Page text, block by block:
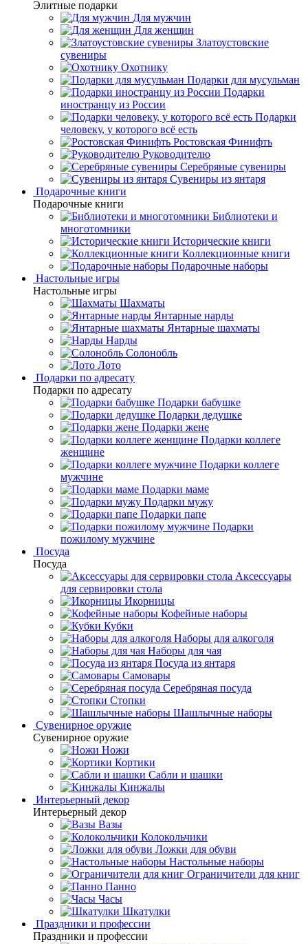
Элитные подарки
Для мужчин
Для женщин
Златоустовские
сувениры
Охотнику
Подарки для мусульман
Подарки
иностранцу из России
Подарки
человеку, у которого всё есть
Ростовская Финифть
Руководителю
Серебряные сувениры
Сувениры из янтаря
Подарочные книги
Подарочные книги
Библиотеки и
многотомники
Исторические книги
Коллекционные книги
Подарочные наборы
Настольные игры
Настольные игры
Шахматы
Янтарные нарды
Янтарные шахматы
Нарды
Солонобль
Лото
Подарки по адресату
Подарки по адресату
Подарки бабушке
Подарки дедушке
Подарки жене
Подарки коллеге
женщине
Подарки коллеге
мужчине
Подарки маме
Подарки мужу
Подарки папе
Подарки
пожилому мужчине
Посуда
Посуда
Аксессуары
для сервировки стола
Икорницы
Кофейные наборы
Кубки
Наборы для алкоголя
Наборы для чая
Посуда из янтаря
Самовары
Серебряная посуда
Стопки
Шашлычные наборы
Сувенирное оружие
Сувенирное оружие
Ножи
Кортики
Сабли и шашки
Кинжалы
Интерьерный декор
Интерьерный декор
Вазы
Колокольчики
Ложки для обуви
Настольные наборы
Ограничители для книг
Панно
Часы
Шкатулки
Праздники и профессии
Праздники и профессии